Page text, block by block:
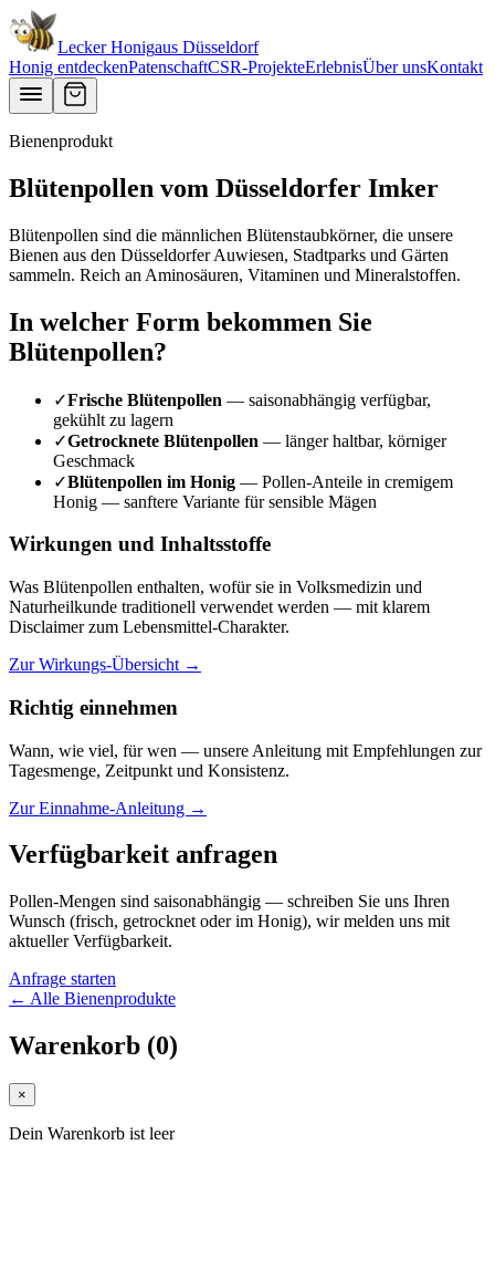
Lecker Honigaus Düsseldorf
Honig entdeckenPatenschaftCSR-ProjekteErlebnisÜber unsKontakt
Bienenprodukt
Blütenpollen vom Düsseldorfer Imker
Blütenpollen sind die männlichen Blütenstaubkörner, die unsere
Bienen aus den Düsseldorfer Auwiesen, Stadtparks und Gärten
sammeln. Reich an Aminosäuren, Vitaminen und Mineralstoffen.
In welcher Form bekommen Sie
Blütenpollen?
✓Frische Blütenpollen — saisonabhängig verfügbar,
gekühlt zu lagern
✓Getrocknete Blütenpollen — länger haltbar, körniger
Geschmack
✓Blütenpollen im Honig — Pollen-Anteile in cremigem
Honig — sanftere Variante für sensible Mägen
Wirkungen und Inhaltsstoffe
Was Blütenpollen enthalten, wofür sie in Volksmedizin und
Naturheilkunde traditionell verwendet werden — mit klarem
Disclaimer zum Lebensmittel-Charakter.
Zur Wirkungs-Übersicht →
Richtig einnehmen
Wann, wie viel, für wen — unsere Anleitung mit Empfehlungen zur
Tagesmenge, Zeitpunkt und Konsistenz.
Zur Einnahme-Anleitung →
Verfügbarkeit anfragen
Pollen-Mengen sind saisonabhängig — schreiben Sie uns Ihren
Wunsch (frisch, getrocknet oder im Honig), wir melden uns mit
aktueller Verfügbarkeit.
Anfrage starten
← Alle Bienenprodukte
Warenkorb (0)
×
Dein Warenkorb ist leer